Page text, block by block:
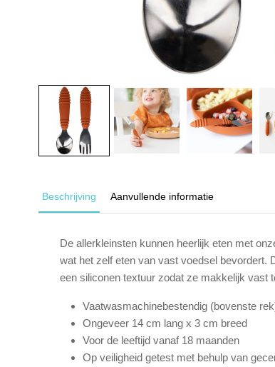
Beschrijving Aanvullende informatie
De allerkleinsten kunnen heerlijk eten met
wat het zelf eten van vast voedsel bevordert.
een siliconen textuur zodat ze makkelijk vast
Vaatwasmachinebestendig (bovenste
Ongeveer 14 cm lang x 3 cm breed
Voor de leeftijd vanaf 18 maanden
Op veiligheid getest met behulp van